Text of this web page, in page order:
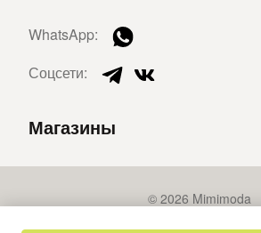
WhatsApp:
Соцсети:
Магазины
© 2026 Mimimoda